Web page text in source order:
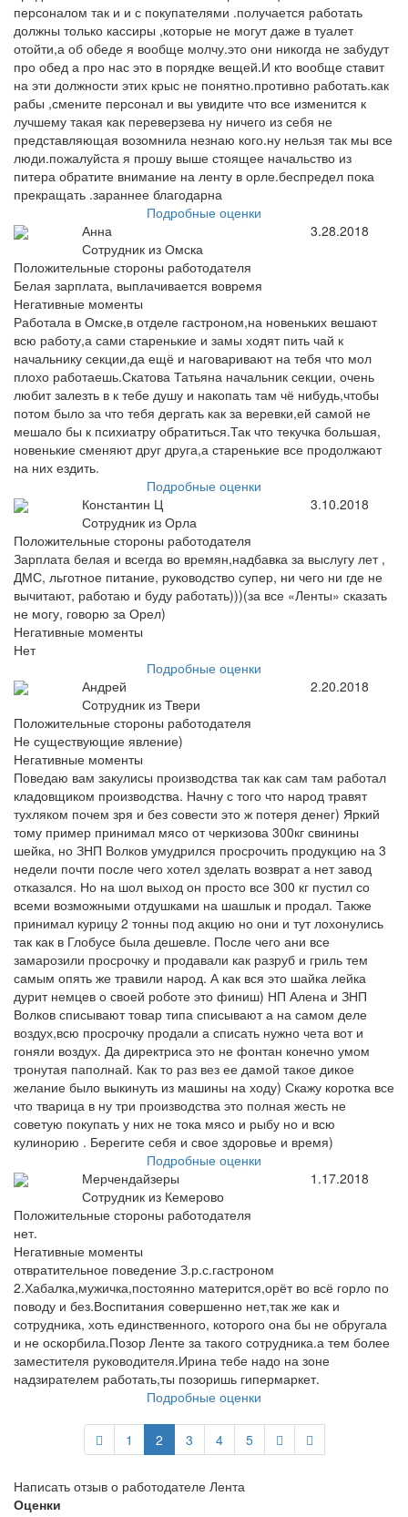
персоналом так и и с покупателями .получается работать
должны только кассиры ,которые не могут даже в туалет
отойти,а об обеде я вообще молчу.это они никогда не забудут
про обед а про нас это в порядке вещей.И кто вообще ставит
на эти должности этих крыс не понятно.противно работать.как
рабы ,смените персонал и вы увидите что все изменится к
лучшему такая как переверзева ну ничего из себя не
представляющая возомнила незнаю кого.ну нельзя так мы все
люди.пожалуйста я прошу выше стоящее начальство из
питера обратите внимание на ленту в орле.беспредел пока
прекращать .зараннее благодарна
Подробные оценки
Анна
Сотрудник из Омска
3.28.2018
Положительные стороны работодателя
Белая зарплата, выплачивается вовремя
Негативные моменты
Работала в Омске,в отделе гастроном,на новеньких вешают
всю работу,а сами старенькие и замы ходят пить чай к
начальнику секции,да ещё и наговаривают на тебя что мол
плохо работаешь.Скатова Татьяна начальник секции, очень
любит залезть в к тебе душу и накопать там чё нибудь,чтобы
потом было за что тебя дергать как за веревки,ей самой не
мешало бы к психиатру обратиться.Так что текучка большая,
новенькие сменяют друг друга,а старенькие все продолжают
на них ездить.
Подробные оценки
Константин Ц
Сотрудник из Орла
3.10.2018
Положительные стороны работодателя
Зарплата белая и всегда во времян,надбавка за выслугу лет ,
ДМС, льготное питание, руководство супер, ни чего ни где не
вычитают, работаю и буду работать)))(за все «Ленты» сказать
не могу, говорю за Орел)
Негативные моменты
Нет
Подробные оценки
Андрей
Сотрудник из Твери
2.20.2018
Положительные стороны работодателя
Не существующие явление)
Негативные моменты
Поведаю вам закулисы производства так как сам там работал
кладовщиком производства. Начну с того что народ травят
тухляком почем зря и без совести это ж потеря денег) Яркий
тому пример принимал мясо от черкизова 300кг свинины
шейка, но ЗНП Волков умудрился просрочить продукцию на 3
недели почти после чего хотел зделать возврат а нет завод
отказался. Но на шол выход он просто все 300 кг пустил со
всеми возможными отдушками на шашлык и продал. Также
принимал курицу 2 тонны под акцию но они и тут лохонулись
так как в Глобусе была дешевле. После чего ани все
замарозили просрочку и продавали как разруб и гриль тем
самым опять же травили народ. А как вся это шайка лейка
дурит немцев о своей роботе это финиш) НП Алена и ЗНП
Волков списывают товар типа списывают а на самом деле
воздух,всю просрочку продали а списать нужно чета вот и
гоняли воздух. Да директриса это не фонтан конечно умом
тронутая паполнай. Как то раз вез ее дамой такое дикое
желание было выкинуть из машины на ходу) Скажу коротка все
что тварица в ну три производства это полная жесть не
советую покупать у них не тока мясо и рыбу но и всю
кулинорию . Берегите себя и свое здоровье и время)
Подробные оценки
Мерчендайзеры
Сотрудник из Кемерово
1.17.2018
Положительные стороны работодателя
нет.
Негативные моменты
отвратительное поведение З.р.с.гастроном
2.Хабалка,мужичка,постоянно матерится,орёт во всё горло по
поводу и без.Воспитания совершенно нет,так же как и
сотрудника, хоть единственного, которого она бы не обругала
и не оскорбила.Позор Ленте за такого сотрудника.а тем более
заместителя руководителя.Ирина тебе надо на зоне
надзирателем работать,ты позоришь гипермаркет.
Подробные оценки
1 2 3 4 5
Написать отзыв о работодателе Лента
Оценки